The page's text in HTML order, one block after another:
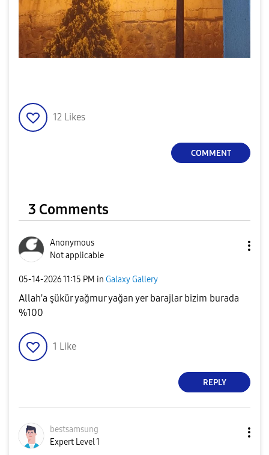
12 Likes
COMMENT
3 Comments
Anonymous
Not applicable
‎05-14-202611:15 PM in Galaxy Gallery
Allah'a şükür yağmur yağan yer barajlar bizim burada
%100
1 Like
REPLY
bestsamsung
Expert Level 1